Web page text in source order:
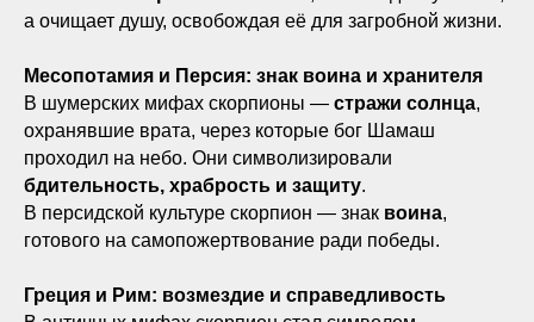
а очищает душу, освобождая её для загробной жизни.
Месопотамия и Персия: знак воина и хранителя
В шумерских мифах скорпионы — стражи солнца,
охранявшие врата, через которые бог Шамаш
проходил на небо. Они символизировали
бдительность, храбрость и защиту.
В персидской культуре скорпион — знак воина,
готового на самопожертвование ради победы.
Греция и Рим: возмездие и справедливость